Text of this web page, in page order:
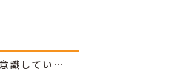
識してい…